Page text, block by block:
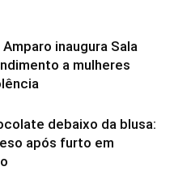
inaugura Sala
a mulheres
debaixo da blusa:
após furto em